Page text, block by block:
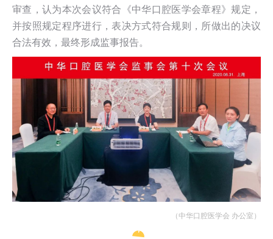
审查，认为本次会议符合《中华口腔医学会章程》规定，
并按照规定程序进行，表决方式符合规则，所做出的决议
合法有效，最终形成监事报告。
（中华口腔医学会 办公室）